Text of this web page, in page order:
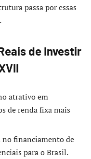
passa por essas
de Investir
atrativo em
de renda fixa mais
financiamento de
para o Brasil.